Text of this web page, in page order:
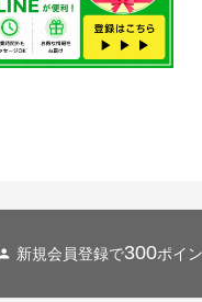
新規会員登録で300ポイ